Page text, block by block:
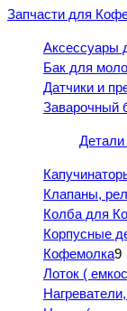
Запчасти для
Бак для
Датчики и
Заварочный
Детали
Клапаны,
Колба для
Корпусные
Кофемолка9
Лоток (